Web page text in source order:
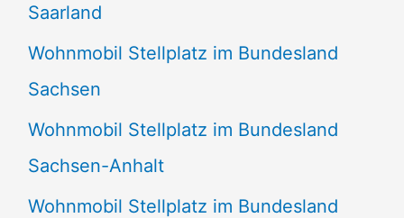
Saarland
Wohnmobil Stellplatz im Bundesland
Sachsen
Wohnmobil Stellplatz im Bundesland
Sachsen-Anhalt
Wohnmobil Stellplatz im Bundesland